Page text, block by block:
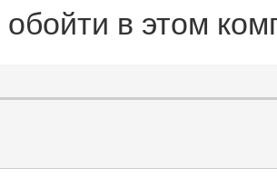
в этом